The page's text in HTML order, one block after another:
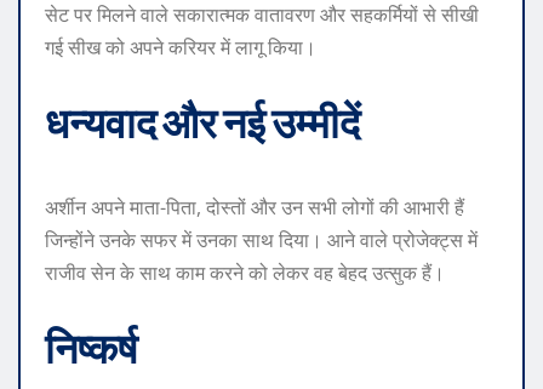
सेट पर मिलने वाले सकारात्मक वातावरण और सहकर्मियों से सीखी
गई सीख को अपने करियर में लागू किया।
धन्यवाद और नई उम्मीदें
अर्शीन अपने माता-पिता, दोस्तों और उन सभी लोगों की आभारी हैं
जिन्होंने उनके सफर में उनका साथ दिया। आने वाले प्रोजेक्ट्स में
राजीव सेन के साथ काम करने को लेकर वह बेहद उत्सुक हैं।
निष्कर्ष